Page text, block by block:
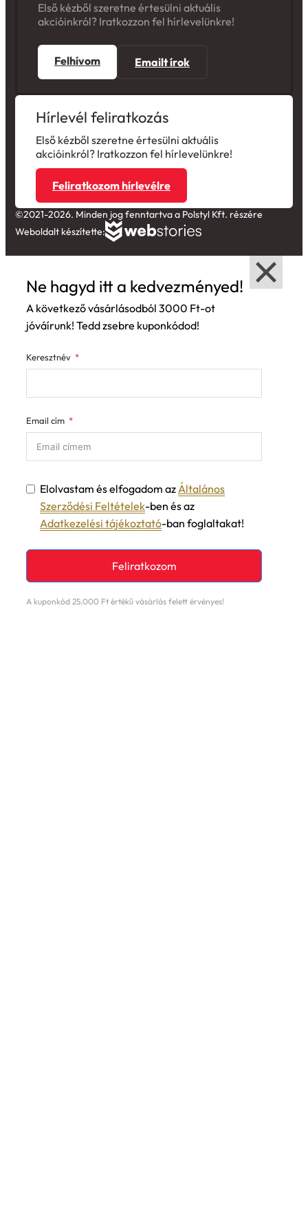
Első kézből szeretne értesülni aktuális
akcióinkról? Iratkozzon fel hírlevelünkre!
Felhívom Emailt írok
Hírlevél feliratkozás
Első kézből szeretne értesülni aktuális
akcióinkról? Iratkozzon fel hírlevelünkre!
Feliratkozom hírlevélre
©2021-2026. Minden jog fenntartva a Polstyl Kft. részére
Weboldalt készítette:
Ne hagyd itt a kedvezményed!
A következő vásárlásodból 3000 Ft-ot
jóváírunk! Tedd zsebre kuponkódod!
Keresztnév
Email cím
Elolvastam és elfogadom az Általános
Szerződési Feltételek-ben és az
Adatkezelési tájékoztató-ban foglaltakat!
Feliratkozom
A kuponkód 25.000 Ft értékű vásárlás felett érvényes!